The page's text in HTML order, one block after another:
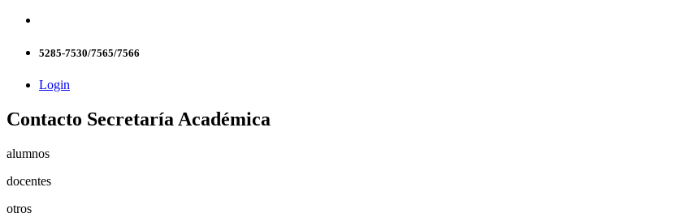
5285-7530/7565/7566
Login
Contacto Secretaría Académica
alumnos
docentes
otros